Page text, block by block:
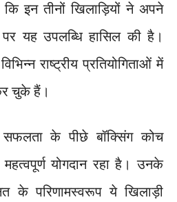
कि इन तीनों खिलाड़ियों ने अपने
यह उपलब्धि हासिल की है।
राष्ट्रीय प्रतियोगिताओं में
चुके हैं।
सफलता के पीछे बॉक्सिंग कोच
योगदान रहा है। उनके
के परिणामस्वरूप ये खिलाड़ी